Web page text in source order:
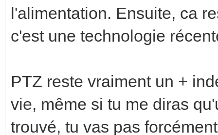
l'alimentation. Ensuite, ca
c'est une technologie
PTZ reste vraiment un +
vie, même si tu me diras
trouvé, tu vas pas